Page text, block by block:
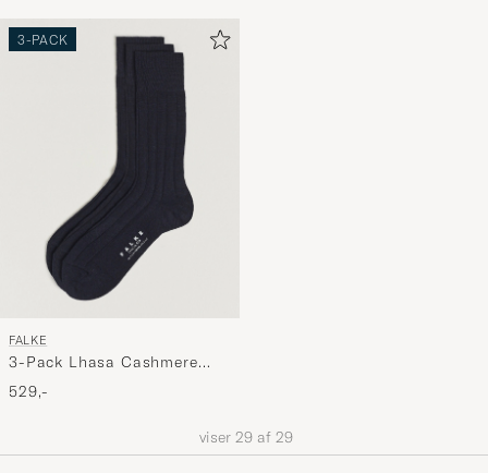
3-PACK
FALKE
3-Pack Lhasa Cashmere
Socks Dark Navy
529,-
viser 29 af 29